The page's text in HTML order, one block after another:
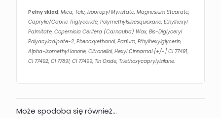
Pełny skład:Mica, Talc, Isopropyl Myristate, Magnesium Stearate,
Caprylic/Capric Triglyceride, Polymethylsilsesquioxane, Ethylhexyl
Palmitate, Copernicia Cerifera (Carnauba) Wax, Bis-Diglyceryl
Polyacyladipate-2, Phenoxyethanol, Parfum, Ethylhexylglycerin,
Alpha-Isomethyl Ionone, Citronellol, Hexyl Cinnamal [+/-] CI 77491,
CI 77492, CI 77891, CI 77499, Tin Oxide, Triethoxycaprylylsilane.
Może spodoba się również…